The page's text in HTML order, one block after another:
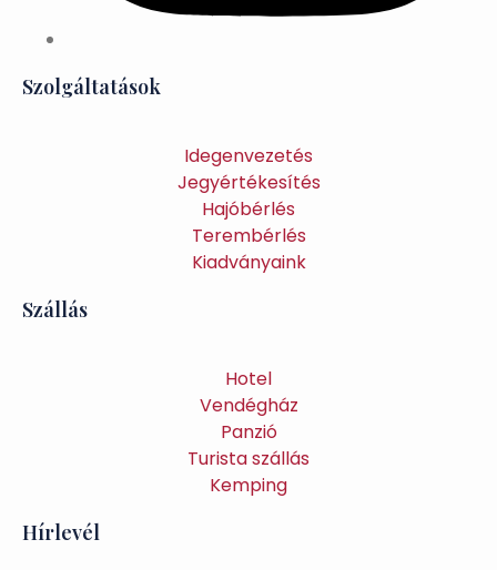
Szolgáltatások
Idegenvezetés
Jegyértékesítés
Hajóbérlés
Terembérlés
Kiadványaink
Szállás
Hotel
Vendégház
Panzió
Turista szállás
Kemping
Hírlevél